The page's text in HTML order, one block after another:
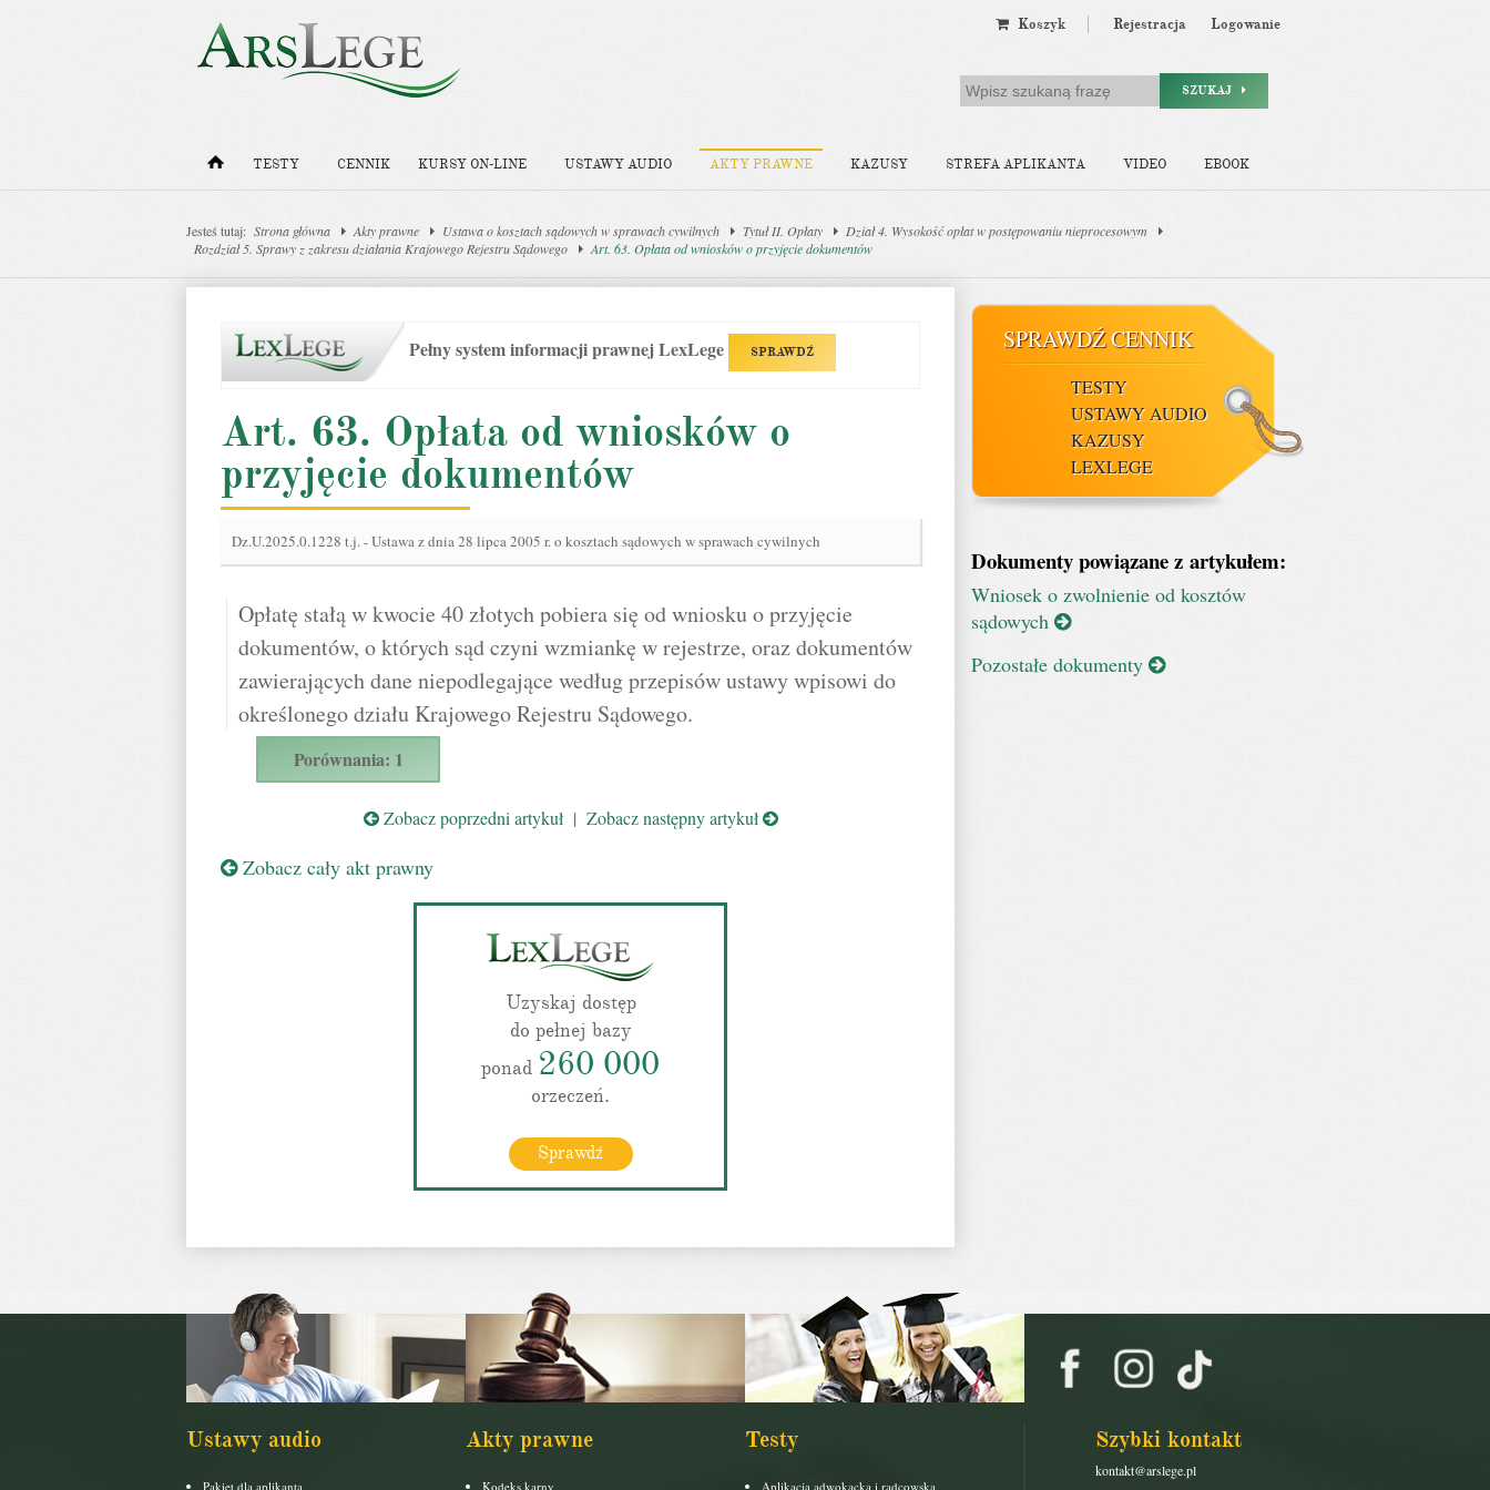
Koszyk Rejestracja Logowanie
SZUKAJ
TESTY CENNIK KURSY ON-LINE USTAWY AUDIO AKTY PRAWNE KAZUSY STREFA APLIKANTA VIDEO EBOOK
Jesteś tutaj: Strona główna Akty prawne Ustawa o kosztach sądowych w sprawach cywilnych Tytuł II. Opłaty
Dział 4. Wysokość opłat w postępowaniu nieprocesowym
Rozdział 5. Sprawy z zakresu działania Krajowego Rejestru Sądowego
Art. 63. Opłata od wniosków o przyjęcie dokumentów
Pełny system informacji prawnej LexLege SPRAWDŹ
Art. 63. Opłata od wniosków o
przyjęcie dokumentów
Dz.U.2025.0.1228 t.j.-Ustawa z dnia 28 lipca 2005 r. o kosztach sądowych w sprawach cywilnych
Opłatę stałą w kwocie 40 złotych pobiera się od wniosku o przyjęcie
dokumentów, o których sąd czyni wzmiankę w rejestrze, oraz dokumentów
zawierających dane niepodlegające według przepisów ustawy wpisowi do
określonego działu Krajowego Rejestru Sądowego.
Porównania: 1
Zobacz poprzedni artykuł| Zobacz następny artykuł
Zobacz cały akt prawny
Uzyskaj dostęp
do pełnej bazy
ponad 260 000
orzeczeń.
Sprawdź
SPRAWDŹ CENNIK
TESTY
USTAWY AUDIO
KAZUSY
LEXLEGE
Dokumenty powiązane z artykułem:
Wniosek o zwolnienie od kosztów
sądowych
Pozostałe dokumenty
Ustawy audio
Pakiet dla aplikanta
Akty prawne
Kodeks karny
Testy
Aplikacja adwokacka i radcowska
Szybki kontakt
kontakt@arslege.pl